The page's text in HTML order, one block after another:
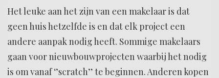
Het leuke aan het zijn van een makelaar is dat
geen huis hetzelfde is en dat elk project een
andere aanpak nodig heeft. Sommige makelaars
gaan voor nieuwbouwprojecten waarbij het nodig
is om vanaf ‘’scratch’’ te beginnen. Anderen kopen